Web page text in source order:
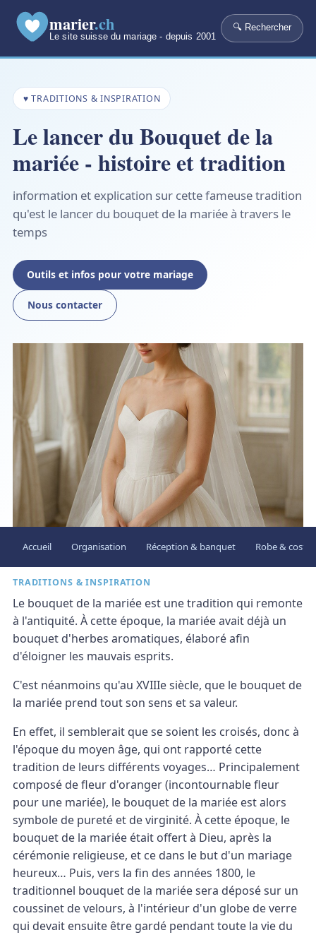
marier.ch
Le site suisse du mariage - depuis 2001
🔍 Rechercher
♥ TRADITIONS & INSPIRATION
Le lancer du Bouquet de la
mariée - histoire et tradition
information et explication sur cette fameuse tradition
qu'est le lancer du bouquet de la mariée à travers le
temps
Outils et infos pour votre mariage
Nous contacter
Accueil Organisation Réception & banquet Robe &
TRADITIONS & INSPIRATION
Le bouquet de la mariée est une tradition qui remonte
à l'antiquité. À cette époque, la mariée avait déjà un
bouquet d'herbes aromatiques, élaboré afin
d'éloigner les mauvais esprits.
C'est néanmoins qu'au XVIIIe siècle, que le bouquet de
la mariée prend tout son sens et sa valeur.
En effet, il semblerait que se soient les croisés, donc à
l'époque du moyen âge, qui ont rapporté cette
tradition de leurs différents voyages… Principalement
composé de fleur d'oranger (incontournable fleur
pour une mariée), le bouquet de la mariée est alors
symbole de pureté et de virginité. À cette époque, le
bouquet de la mariée était offert à Dieu, après la
cérémonie religieuse, et ce dans le but d'un mariage
heureux… Puis, vers la fin des années 1800, le
traditionnel bouquet de la mariée sera déposé sur un
coussinet de velours, à l'intérieur d'un globe de verre
qui devait ensuite être gardé pendant toute la vie du